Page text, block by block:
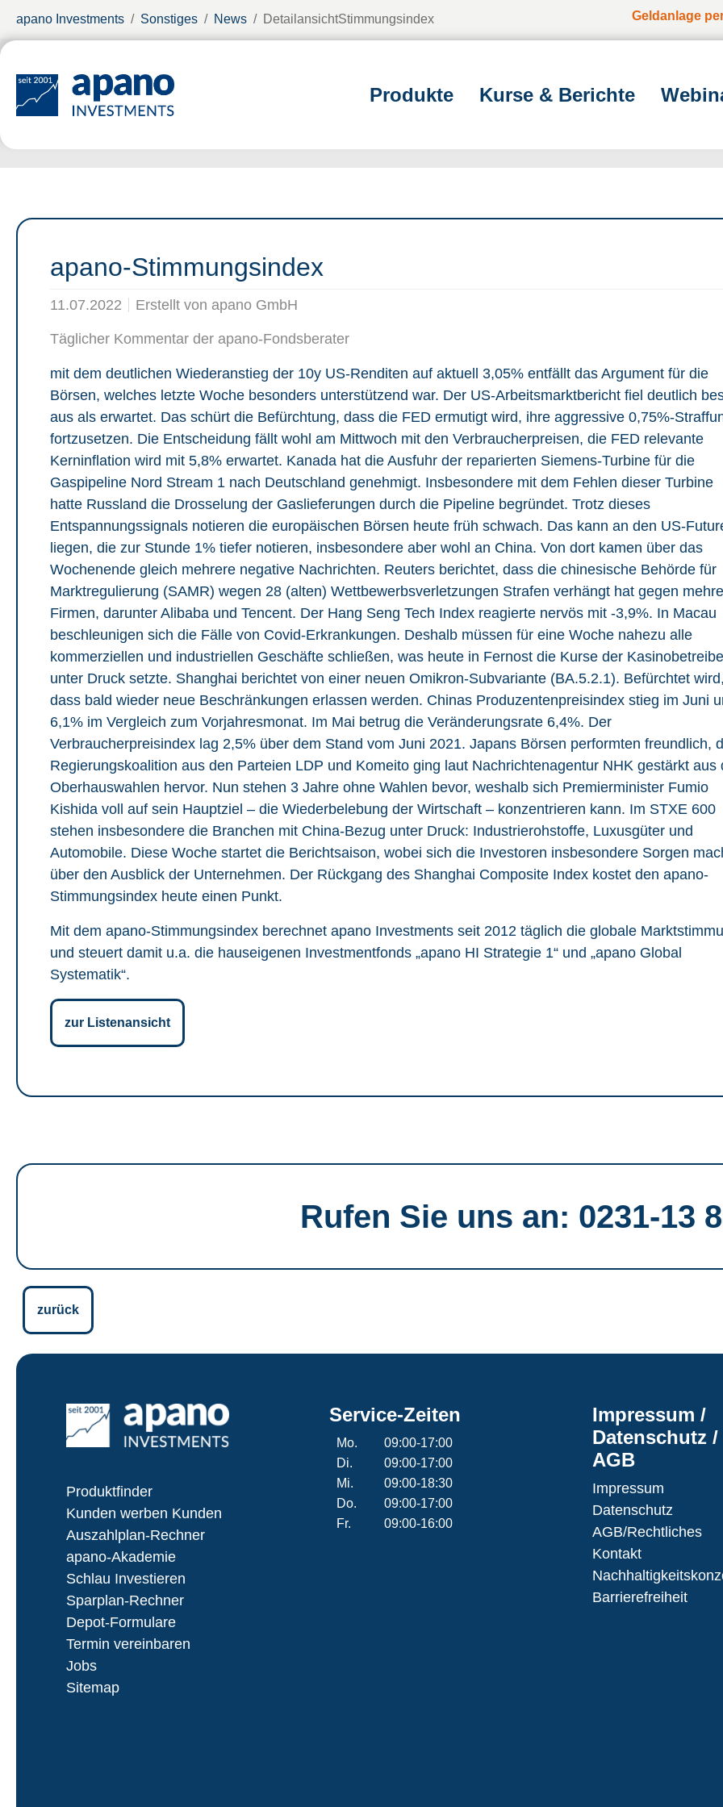
Geldanlage
Produkte Kurse & Berichte
Sie sind hier:
apano Investments Sonstiges News DetailansichtStimmungsindex
apano-Stimmungsindex
11.07.2022 Erstellt von apano GmbH
Täglicher Kommentar der apano-Fondsberater
mit dem deutlichen Wiederanstieg der 10y US-Renditen auf aktuell 3,05% entfällt das Argument für die
Börsen, welches letzte Woche besonders unterstützend war. Der US-Arbeitsmarktbericht fiel deutlich
aus als erwartet. Das schürt die Befürchtung, dass die FED ermutigt wird, ihre aggressive 0,75%-
fortzusetzen. Die Entscheidung fällt wohl am Mittwoch mit den Verbraucherpreisen, die FED relevante
Kerninflation wird mit 5,8% erwartet. Kanada hat die Ausfuhr der reparierten Siemens-Turbine für die
Gaspipeline Nord Stream 1 nach Deutschland genehmigt. Insbesondere mit dem Fehlen dieser Turbine
hatte Russland die Drosselung der Gaslieferungen durch die Pipeline begründet. Trotz dieses
Entspannungssignals notieren die europäischen Börsen heute früh schwach. Das kann an den US-
liegen, die zur Stunde 1% tiefer notieren, insbesondere aber wohl an China. Von dort kamen über das
Wochenende gleich mehrere negative Nachrichten. Reuters berichtet, dass die chinesische Behörde für
Marktregulierung (SAMR) wegen 28 (alten) Wettbewerbsverletzungen Strafen verhängt hat gegen
Firmen, darunter Alibaba und Tencent. Der Hang Seng Tech Index reagierte nervös mit -3,9%. In Macau
beschleunigen sich die Fälle von Covid-Erkrankungen. Deshalb müssen für eine Woche nahezu alle
kommerziellen und industriellen Geschäfte schließen, was heute in Fernost die Kurse der
unter Druck setzte. Shanghai berichtet von einer neuen Omikron-Subvariante (BA.5.2.1). Befürchtet wird,
dass bald wieder neue Beschränkungen erlassen werden. Chinas Produzentenpreisindex stieg im Juni
6,1% im Vergleich zum Vorjahresmonat. Im Mai betrug die Veränderungsrate 6,4%. Der
Verbraucherpreisindex lag 2,5% über dem Stand vom Juni 2021. Japans Börsen performten freundlich,
Regierungskoalition aus den Parteien LDP und Komeito ging laut Nachrichtenagentur NHK gestärkt aus
Oberhauswahlen hervor. Nun stehen 3 Jahre ohne Wahlen bevor, weshalb sich Premierminister Fumio
Kishida voll auf sein Hauptziel – die Wiederbelebung der Wirtschaft – konzentrieren kann. Im STXE 600
stehen insbesondere die Branchen mit China-Bezug unter Druck: Industrierohstoffe, Luxusgüter und
Automobile. Diese Woche startet die Berichtsaison, wobei sich die Investoren insbesondere Sorgen
über den Ausblick der Unternehmen. Der Rückgang des Shanghai Composite Index kostet den apano-
Stimmungsindex heute einen Punkt.
Mit dem apano-Stimmungsindex berechnet apano Investments seit 2012 täglich die globale
und steuert damit u.a. die hauseigenen Investmentfonds „apano HI Strategie 1“ und „apano Global
Systematik“.
zur Listenansicht
Rufen Sie uns an: 0231-13
zurück
Produktfinder
Kunden werben Kunden
Auszahlplan-Rechner
apano-Akademie
Schlau Investieren
Sparplan-Rechner
Depot-Formulare
Termin vereinbaren
Jobs
Sitemap
Service-Zeiten
Mo.
09:00-17:00
Di.
09:00-17:00
Mi.
09:00-18:30
Do.
09:00-17:00
Fr.
09:00-16:00
Impressum /
Datenschutz /
AGB
Impressum
Datenschutz
AGB/Rechtliches
Kontakt
Barrierefreiheit